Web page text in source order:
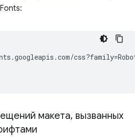
макета, вызванных